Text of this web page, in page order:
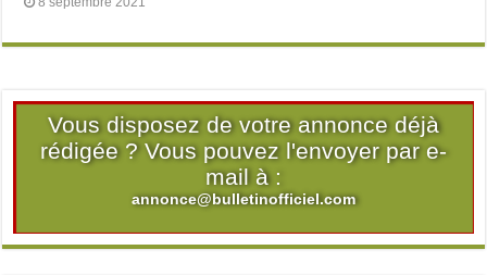
Vous disposez de votre annonce déjà
rédigée ? Vous pouvez l'envoyer par e-
mail à :
annonce@bulletinofficiel.com